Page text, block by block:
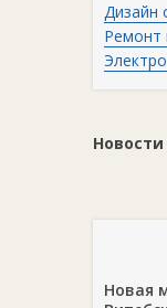
Дизайн
Ремонт
Новая